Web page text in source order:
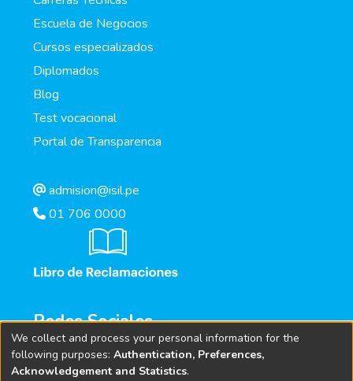
Escuela de Negocios
Cursos especializados
Diplomados
Blog
Test vocacional
Portal de Transparencia
admision@isil.pe
01 706 0000
Redes Sociales
We collect and process your personal information for the
following purposes: Authentication, Preferences,
Acknowledgement and Statistics.